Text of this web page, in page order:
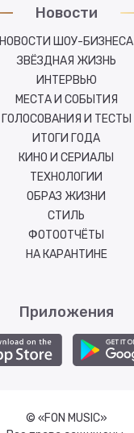
Новости
НОВОСТИ ШОУ-БИЗНЕСА
ЗВЁЗДНАЯ ЖИЗНЬ
ИНТЕРВЬЮ
МЕСТА И СОБЫТИЯ
ГОЛОСОВАНИЯ И ТЕСТЫ
ИТОГИ ГОДА
КИНО И СЕРИАЛЫ
ТЕХНОЛОГИИ
ОБРАЗ ЖИЗНИ
СТИЛЬ
ФОТООТЧЁТЫ
НА КАРАНТИНЕ
Приложения
© «FON MUSIC»